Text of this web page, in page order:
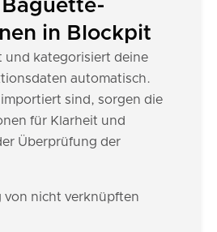
in Blockpit
und kategorisiert deine
automatisch.
sind, sorgen die
für Klarheit und
Überprüfung der
von nicht verknüpften